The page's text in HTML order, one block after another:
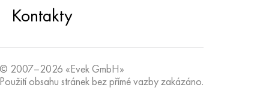
Kontakty
© 2007–2026 «Evek GmbH»
Použití obsahu stránek bez přímé vazby zakázáno.